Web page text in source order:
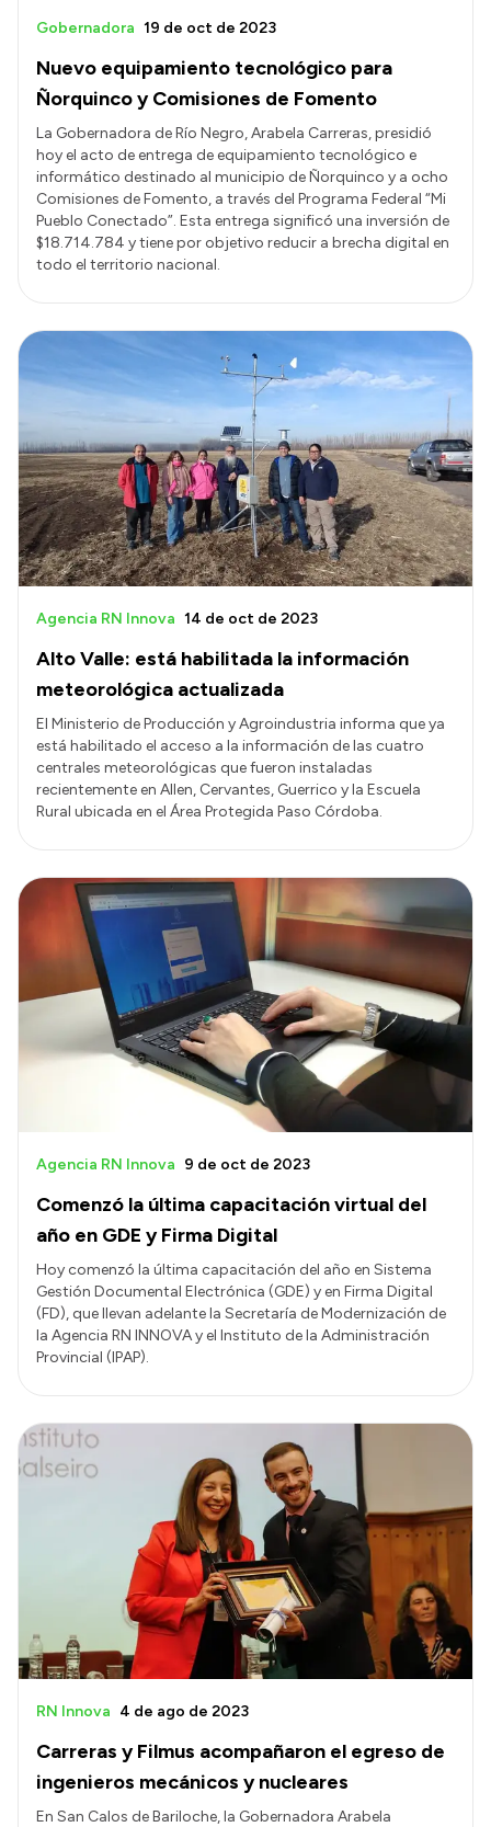
Nuevo equipamiento tecnológico para
Ñorquinco y Comisiones de Fomento
Gobernadora 19 de oct de 2023
La Gobernadora de Río Negro, Arabela Carreras, presidió
hoy el acto de entrega de equipamiento tecnológico e
informático destinado al municipio de Ñorquinco y a ocho
Comisiones de Fomento, a través del Programa Federal “Mi
Pueblo Conectado”. Esta entrega significó una inversión de
$18.714.784 y tiene por objetivo reducir a brecha digital en
todo el territorio nacional.
Alto Valle: está habilitada la información
meteorológica actualizada
Agencia RN Innova 14 de oct de 2023
El Ministerio de Producción y Agroindustria informa que ya
está habilitado el acceso a la información de las cuatro
centrales meteorológicas que fueron instaladas
recientemente en Allen, Cervantes, Guerrico y la Escuela
Rural ubicada en el Área Protegida Paso Córdoba.
Comenzó la última capacitación virtual del
año en GDE y Firma Digital
Agencia RN Innova 9 de oct de 2023
Hoy comenzó la última capacitación del año en Sistema
Gestión Documental Electrónica (GDE) y en Firma Digital
(FD), que llevan adelante la Secretaría de Modernización de
la Agencia RN INNOVA y el Instituto de la Administración
Provincial (IPAP).
Carreras y Filmus acompañaron el egreso de
ingenieros mecánicos y nucleares
RN Innova 4 de ago de 2023
En San Calos de Bariloche, la Gobernadora Arabela